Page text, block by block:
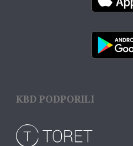
KBD PODPORILI